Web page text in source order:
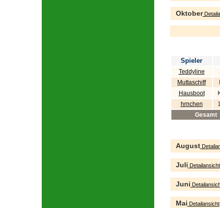
Oktober
Spieler
Teddyline
Muttaschiff
Hausboot
hrnchen
Gesamt
August
Juli Detailansicht
Juni
Mai Detailansicht